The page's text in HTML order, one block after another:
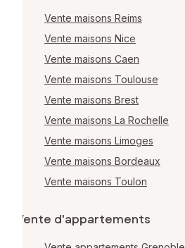
Vente maisons Reims
Vente maisons Nice
Vente maisons Caen
Vente maisons Toulouse
Vente maisons Brest
Vente maisons La Rochelle
Vente maisons Limoges
Vente maisons Bordeaux
Vente maisons Toulon
Vente d'appartements